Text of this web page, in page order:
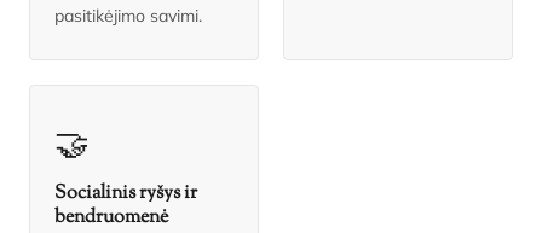
pasitikėjimo savimi.
🤝
Socialinis ryšys ir
bendruomenė